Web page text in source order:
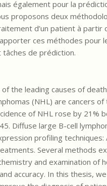
également pour la
proposons deux
d’un patient à
ces méthodes pour
tâches de prédiction.
of the leading causes of
(NHL) are cancers
of NHL rose by 21%
Diffuse large B-cell
profiling
Several methods
and examination of
accuracy. In this thesis,